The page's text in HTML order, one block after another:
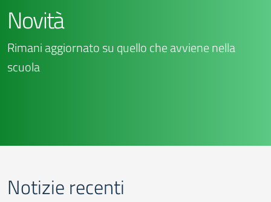
Novità
Rimani aggiornato su quello che avviene nella
scuola
Notizie recenti